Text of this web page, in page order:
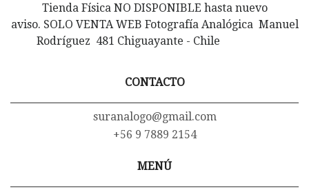
Tienda Física NO DISPONIBLE hasta nuevo
aviso. SOLO VENTA WEB Fotografía Analógica Manuel
Rodríguez 481 Chiguayante - Chile
CONTACTO
suranalogo@gmail.com
+56 9 7889 2154
MENÚ